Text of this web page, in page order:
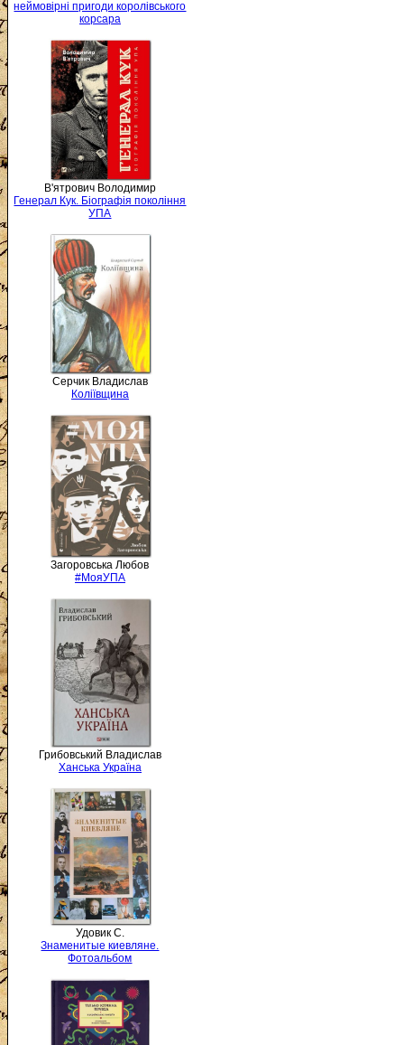
неймовірні пригоди королівського
корсара
В'ятрович Володимир
Генерал Кук. Біографія покоління
УПА
Серчик Владислав
Коліївщина
Загоровська Любов
#МояУПА
Грибовський Владислав
Ханська Україна
Удовик С.
Знаменитые киевляне.
Фотоальбом